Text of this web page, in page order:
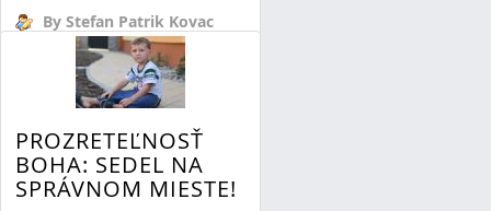
By Stefan Patrik Kovac
24/11/13 15:58
37 Comments
PROZRETEĽNOSŤ
BOHA: SEDEL NA
SPRÁVNOM MIESTE!